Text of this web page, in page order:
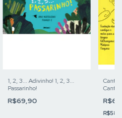
1, 2, 3... Adivinho! 1, 2, 3...
Passarinho!
R$69,90
Cantar